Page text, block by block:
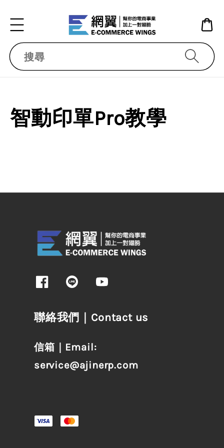
搜尋
智動印單Pro教學
聯絡我們｜Contact us
信箱｜Email:
service@ajinerp.com